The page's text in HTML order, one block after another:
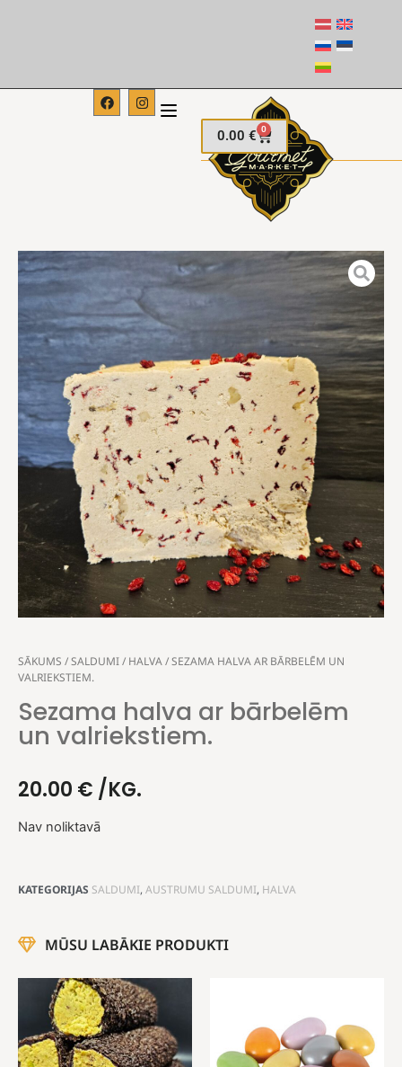
0.00 € 0
SĀKUMS /SALDUMI/ HALVA/ SEZAMA HALVA AR BĀRBELĒM UN
VALRIEKSTIEM.
Sezama halva ar bārbelēm
un valriekstiem.
20.00 € /KG.
Nav noliktavā
KATEGORIJAS SALDUMI, AUSTRUMU SALDUMI, HALVA
MŪSU LABĀKIE PRODUKTI